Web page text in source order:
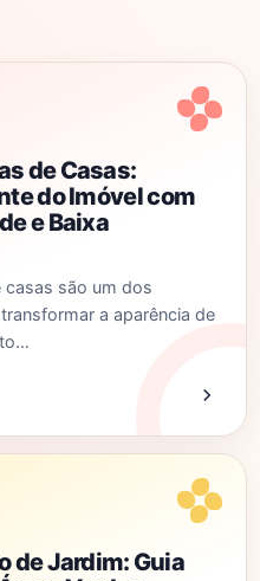
de Casas:
do Imóvel com
e Baixa
casas são um dos
a aparência de
de Jardim: Guia